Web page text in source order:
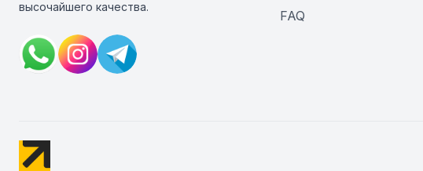
высочайшего качества.
FAQ